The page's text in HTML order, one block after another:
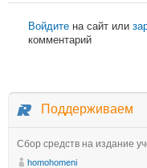
Войдите на сайт или
комментарий
Поддерживаем
Сбор средств на издание
homohomeni